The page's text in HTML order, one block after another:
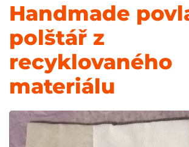
Handmade
polštář z
recyklovaného
materiálu